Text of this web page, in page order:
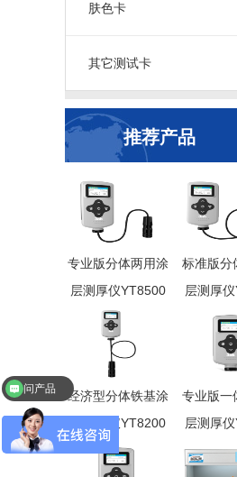
肤色卡
其它测试卡
推荐产品
专业版分体两用涂
层测厚仪YT8500
标准版分
层测厚
经济型分体铁基涂
层测厚仪YT8200
专业版一
层测厚
问产品